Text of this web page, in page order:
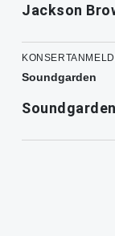
Jackson
Soundgarden